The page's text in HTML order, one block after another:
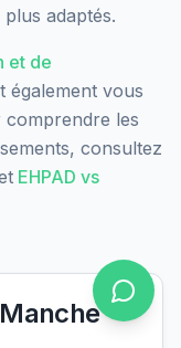
adaptés.
et de
également vous
les
consultez
EHPAD vs
Manche